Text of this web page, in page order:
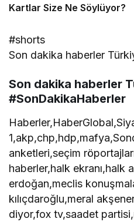
Kartlar Size Ne Söylüyor?
#shorts
Son dakika haberler
Son dakika haberler
#SonDakikaHaberler
anketleri,seçim
haberler,halk ekranı,halk
erdoğan,meclis
kılıçdaroğlu,meral
diyor,fox tv,saadet